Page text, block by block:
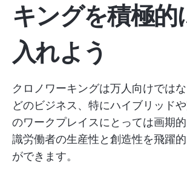
キングを積極的
入れよう
クロノワーキングは万人向けでは
どのビジネス、特にハイブリッド
のワークプレイスにとっては画期
識労働者の生産性と創造性を飛躍
ができます。